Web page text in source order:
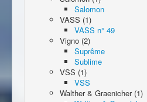
Salomon
VASS (1)
VASS n° 49
Vigno (2)
Suprême
Sublime
VSS (1)
VSS
Walther & Graenicher (1)